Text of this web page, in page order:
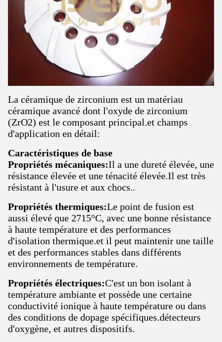
La céramique de zirconium est un matériau
céramique avancé dont l'oxyde de zirconium
(ZrO2) est le composant principal.et champs
d'application en détail:
Caractéristiques de base
Propriétés mécaniques:Il a une dureté élevée, une
résistance élevée et une ténacité élevée.Il est très
résistant à l'usure et aux chocs..
Propriétés thermiques:Le point de fusion est
aussi élevé que 2715°C, avec une bonne résistance
à haute température et des performances
d'isolation thermique.et il peut maintenir une taille
et des performances stables dans différents
environnements de température.
Propriétés électriques:C'est un bon isolant à
température ambiante et possède une certaine
conductivité ionique à haute température ou dans
des conditions de dopage spécifiques.détecteurs
d'oxygène, et autres dispositifs.